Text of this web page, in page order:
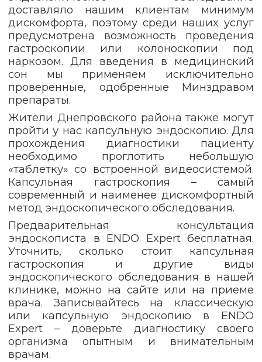
доставляло нашим клиентам минимум
дискомфорта, поэтому среди наших услуг
предусмотрена возможность проведения
гастроскопии или колоноскопии под
наркозом. Для введения в медицинский
сон мы применяем исключительно
проверенные, одобренные Минздравом
препараты.
Жители Днепровского района также могут
пройти у нас капсульную эндоскопию. Для
прохождения диагностики пациенту
необходимо проглотить небольшую
«таблетку» со встроенной видеосистемой.
Капсульная гастроскопия – самый
современный и наименее дискомфортный
метод эндоскопического обследования.
Предварительная консультация
эндоскописта в ENDO Expert бесплатная.
Уточнить, сколько стоит капсульная
гастроскопия и другие виды
эндоскопического обследования в нашей
клинике, можно на сайте или на приеме
врача. Записывайтесь на классическую
или капсульную эндоскопию в ENDO
Expert – доверьте диагностику своего
организма опытным и внимательным
врачам.